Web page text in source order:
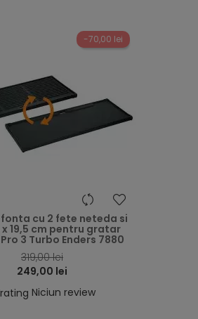
-70,00 lei
heart
cu 2 fete neteda si
19,5 cm pentru gratar
3 Turbo Enders 7880
319,00 lei
249,00 lei
Niciun review